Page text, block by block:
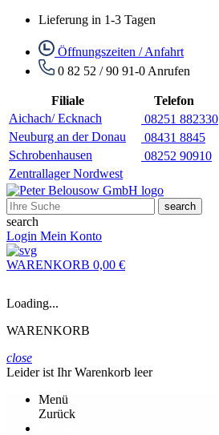
Lieferung in 1-3 Tagen
Öffnungszeiten / Anfahrt
0 82 52 / 90 91-0 Anrufen
Filiale Telefon
Aichach/ Ecknach
08251 882330
Neuburg an der Donau
08431 8845
Schrobenhausen
08252 90910
Zentrallager Nordwest
search
search
Login Mein Konto
WARENKORB 0,00 €
Loading...
WARENKORB
close
Leider ist Ihr Warenkorb leer
Menü
Zurück